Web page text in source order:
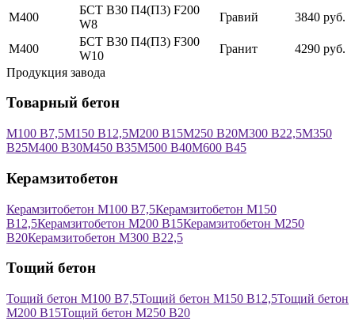
М400
БСТ В30 П4(П3) F200
W8
Гравий 3840 руб.
М400
БСТ В30 П4(П3) F300
W10
Гранит
4290 руб.
Продукция завода
Товарный бетон
М100 В7,5М150 В12,5М200 В15М250 В20М300 В22,5М350
В25М400 В30М450 В35М500 В40М600 В45
Керамзитобетон
Керамзитобетон М100 В7,5Керамзитобетон М150
В12,5Керамзитобетон М200 В15Керамзитобетон М250
В20Керамзитобетон М300 В22,5
Тощий бетон
Тощий бетон М100 В7,5Тощий бетон М150 В12,5Тощий бетон
М200 В15Тощий бетон М250 В20